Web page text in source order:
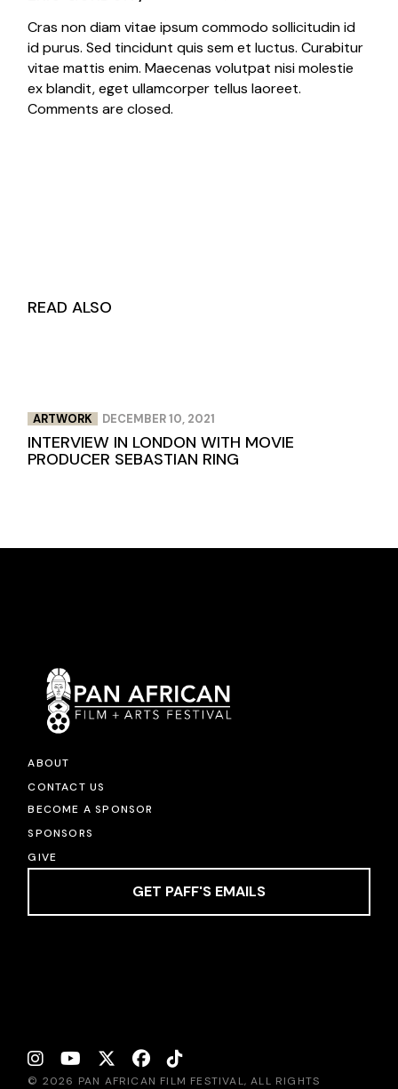
Cras non diam vitae ipsum commodo sollicitudin id
id purus. Sed tincidunt quis sem et luctus. Curabitur
vitae mattis enim. Maecenas volutpat nisi molestie
ex blandit, eget ullamcorper tellus laoreet.
Comments are closed.
READ ALSO
ARTWORK DECEMBER 10, 2021
INTERVIEW IN LONDON WITH MOVIE
PRODUCER SEBASTIAN RING
ABOUT
CONTACT US
BECOME A SPONSOR
SPONSORS
GIVE
GET PAFF'S EMAILS
© 2026 PAN AFRICAN FILM FESTIVAL, ALL RIGHTS